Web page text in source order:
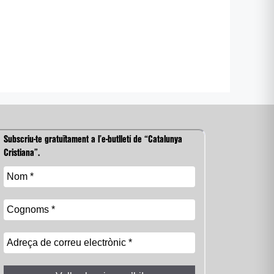
Subscriu-te gratuïtament a l’e-butlletí de “Catalunya
Cristiana”.